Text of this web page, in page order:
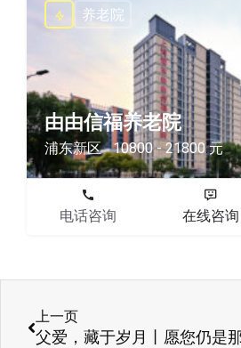
由由信福养老院
浦东新区 10800 - 21800 元
养老院
电话咨询 在线咨询
上一页
父爱，藏于岁月丨愿您仍是